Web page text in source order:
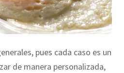
pues cada caso es un
de manera personalizada,